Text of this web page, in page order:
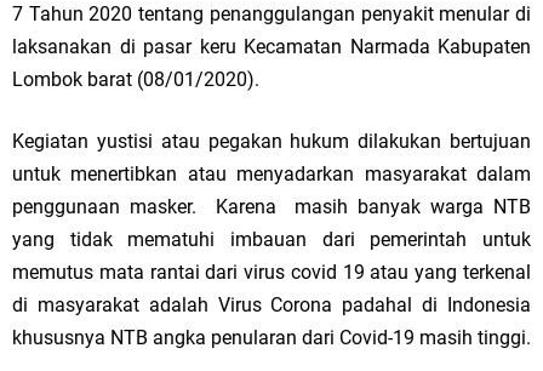
7 Tahun 2020 tentang penanggulangan penyakit menular di
laksanakan di pasar keru Kecamatan Narmada Kabupaten
Lombok barat (08/01/2020).
Kegiatan yustisi atau pegakan hukum dilakukan bertujuan
untuk menertibkan atau menyadarkan masyarakat dalam
penggunaan masker. Karena masih banyak warga NTB
yang tidak mematuhi imbauan dari pemerintah untuk
memutus mata rantai dari virus covid 19 atau yang terkenal
di masyarakat adalah Virus Corona padahal di Indonesia
khususnya NTB angka penularan dari Covid-19 masih tinggi.